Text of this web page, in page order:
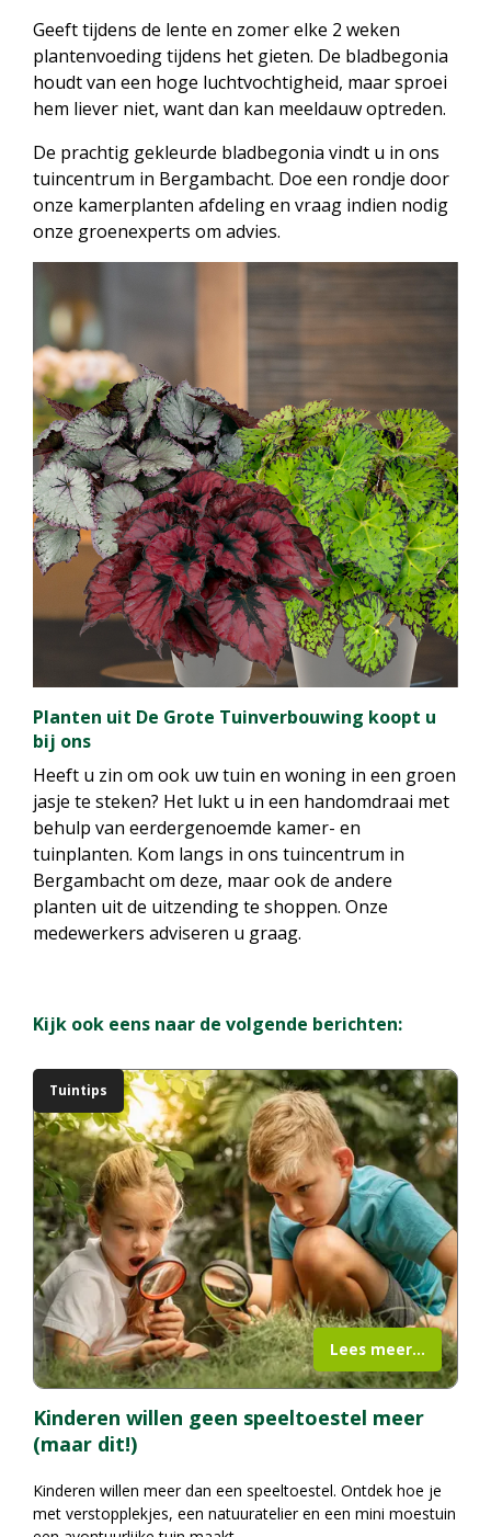
Geeft tijdens de lente en zomer elke 2 weken
plantenvoeding tijdens het gieten. De bladbegonia
houdt van een hoge luchtvochtigheid, maar sproei
hem liever niet, want dan kan meeldauw optreden.
De prachtig gekleurde bladbegonia vindt u in ons
tuincentrum in Bergambacht. Doe een rondje door
onze kamerplanten afdeling en vraag indien nodig
onze groenexperts om advies.
Planten uit De Grote Tuinverbouwing koopt u
bij ons
Heeft u zin om ook uw tuin en woning in een groen
jasje te steken? Het lukt u in een handomdraai met
behulp van eerdergenoemde kamer- en
tuinplanten. Kom langs in ons tuincentrum in
Bergambacht om deze, maar ook de andere
planten uit de uitzending te shoppen. Onze
medewerkers adviseren u graag.
Kijk ook eens naar de volgende berichten:
Kinderen willen geen speeltoestel meer
(maar dit!)
Tuintips
Kinderen willen meer dan een speeltoestel. Ontdek hoe je
met verstopplekjes, een natuuratelier en een mini moestuin
Lees meer...